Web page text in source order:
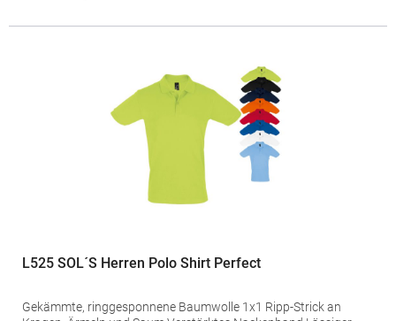
L525 SOL´S Herren Polo Shirt Perfect
Gekämmte, ringgesponnene Baumwolle 1x1 Ripp-Strick an